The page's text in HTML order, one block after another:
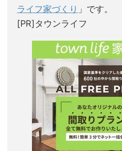
ライフ家づくり 」です。
[PR]タウンライフ